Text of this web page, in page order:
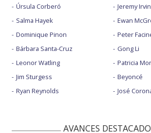
Úrsula Corberó
Salma Hayek
Dominique Pinon
Bárbara Santa-Cruz
Leonor Watling
Jim Sturgess
Ryan Reynolds
Jeremy
Ewan
Peter
Gong Li
Patricia
Beyoncé
José
AVANCES